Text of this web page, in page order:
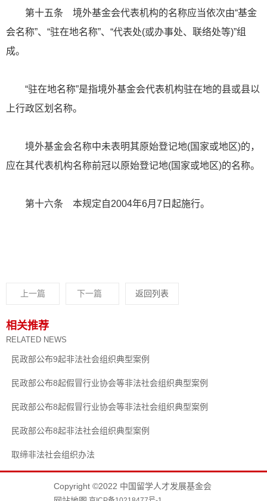
第十五条 境外基金会代表机构的名称应当依次由“基金
会名称”、“驻在地名称”、“代表处(或办事处、联络处等)”组
成。
“驻在地名称”是指境外基金会代表机构驻在地的县或县以
上行政区划名称。
境外基金会名称中未表明其原始登记地(国家或地区)的，
应在其代表机构名称前冠以原始登记地(国家或地区)的名称。
第十六条 本规定自2004年6月7日起施行。
上一篇 下一篇 返回列表
相关推荐
RELATED NEWS
民政部公布9起非法社会组织典型案例
民政部公布8起假冒行业协会等非法社会组织典型案例
民政部公布8起假冒行业协会等非法社会组织典型案例
民政部公布8起非法社会组织典型案例
取缔非法社会组织办法
Copyright ©2022 中国留学人才发展基金会